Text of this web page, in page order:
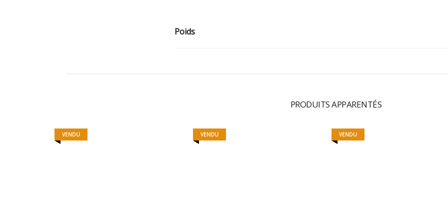
Poids
PRODUITS APPARENTÉS
VENDU VENDU VENDU